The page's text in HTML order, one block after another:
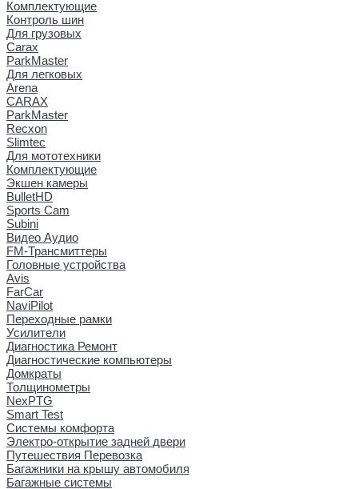
Комплектующие
Контроль шин
Для грузовых
Carax
ParkMaster
Для легковых
Arena
CARAX
ParkMaster
Recxon
Slimtec
Для мототехники
Комплектующие
Экшен камеры
BulletHD
Sports Cam
Subini
Видео Аудио
FM-Трансмиттеры
Головные устройства
Avis
FarCar
NaviPilot
Переходные рамки
Усилители
Диагностика Ремонт
Диагностические компьютеры
Домкраты
Толщинометры
NexPTG
Smart Test
Системы комфорта
Электро-открытие задней двери
Путешествия Перевозка
Багажники на крышу автомобиля
Багажные системы